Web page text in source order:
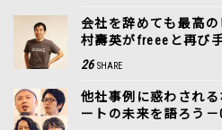
会社を辞めても最高
村壽英がfreeeと再び
26 SHARE
他社事例に惑わされ
ートの未来を語ろう－